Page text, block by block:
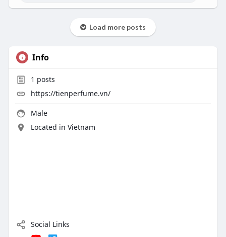
Load more posts
Info
1 posts
https://tienperfume.vn/
Male
Located in Vietnam
Social Links